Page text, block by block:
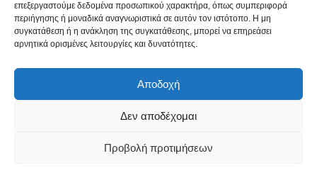
επεξεργαστούμε δεδομένα προσωπικού χαρακτήρα, όπως συμπεριφορά
περιήγησης ή μοναδικά αναγνωριστικά σε αυτόν τον ιστότοπο. Η μη
συγκατάθεση ή η ανάκληση της συγκατάθεσης, μπορεί να επηρεάσει
αρνητικά ορισμένες λειτουργίες και δυνατότητες.
Αποδοχή
Δεν αποδέχομαι
Προβολή προτιμήσεων
ΑΛΛΑ ΚΟΙΝΩΝΙΚΑ
ΕΙΔΗΣΕΙΣ ΝΑΥΤΙΛΙΑ
ΟΙΚΟΝΟΜΙΚΑ
ΚΑΛΛΙΤΕΧΝΙΚΑ 822